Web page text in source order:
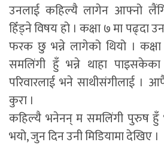
उनलाई कहिल्यै लागेन आफ्नो
हिँड्ने विषय हो । कक्षा ७ मा
फरक छु भन्ने लागेको थियो ।
समलिंगी हुँ भन्ने थाहा
परिवारलाई भने साथीसंगीलाई ।
कुरा ।
कहिल्यै भनेनन् म समलिंगी पुरुष हुँ
भयो, जुन दिन उनी मिडियामा देखिए ।